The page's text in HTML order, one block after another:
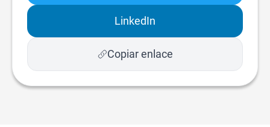
LinkedIn
Copiar enlace